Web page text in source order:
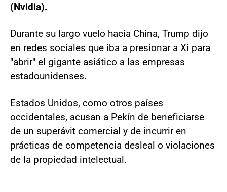
(Nvidia).
Durante su largo vuelo hacia China, Trump dijo
en redes sociales que iba a presionar a Xi para
"abrir" el gigante asiático a las empresas
estadounidenses.
Estados Unidos, como otros países
occidentales, acusan a Pekín de beneficiarse
de un superávit comercial y de incurrir en
prácticas de competencia desleal o violaciones
de la propiedad intelectual.